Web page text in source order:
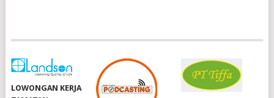
LOWONGAN KERJA